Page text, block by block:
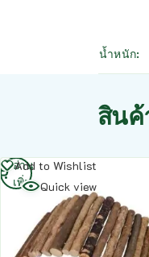
น้ำหนัก
สินค้
Add to Wishlist
Quick view
อ่าน
เพิ่ม